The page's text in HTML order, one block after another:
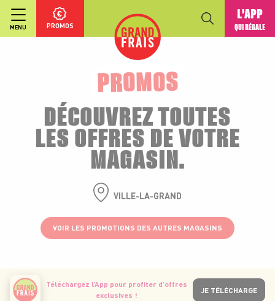
MENU PROMOS
L'APP
QUI RÉGALE
PROMOS
DÉCOUVREZ TOUTES
LES OFFRES DE VOTRE
MAGASIN.
VILLE-LA-GRAND
VOIR LES PROMOTIONS DES AUTRES MAGASINS
Téléchargez l’App pour profiter d’offres
exclusives !
JE TÉLÉCHARGE